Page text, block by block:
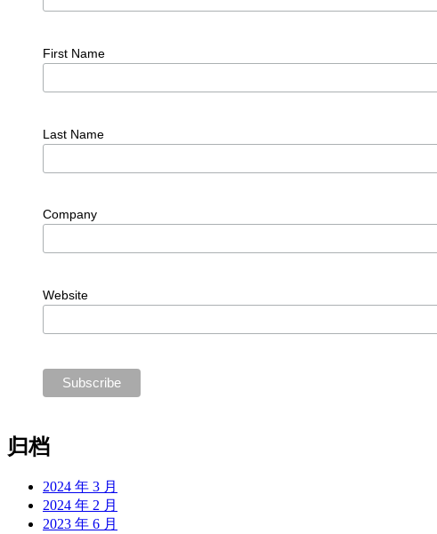
First Name
Last Name
Company
Website
归档
2024 年 3 月
2024 年 2 月
2023 年 6 月